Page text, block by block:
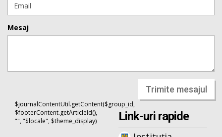
Mesaj
Trimite mesajul
$journalContentUtil.getContent($group_id,
$footerContent.getArticleId(),
"", "$locale", $theme_display)
Link-uri rapide